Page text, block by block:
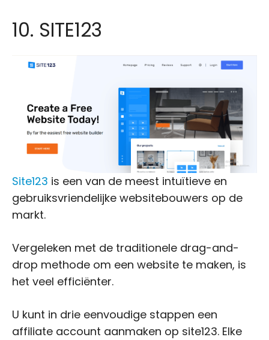
10. SITE123
Site123 is een van de meest intuïtieve en
gebruiksvriendelijke websitebouwers op de
markt.
Vergeleken met de traditionele drag-and-
drop methode om een website te maken, is
het veel efficiënter.
U kunt in drie eenvoudige stappen een
affiliate account aanmaken op site123. Elke